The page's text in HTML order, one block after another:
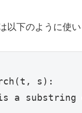
以下のように使
a substring